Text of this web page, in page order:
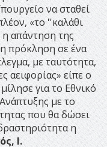
να σταθεί
«το ''καλάθι
απάντηση της
πρόκληση σε ένα
με ταυτότητα,
αειφορίας» είπε ο
για το Εθνικό
με το
που θα δώσει
η
, Ι.